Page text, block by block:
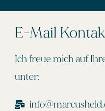
E-Mail
Ich freue mich auf
unter: